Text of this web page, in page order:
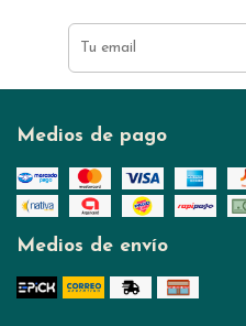
Medios de pago
Medios de envío